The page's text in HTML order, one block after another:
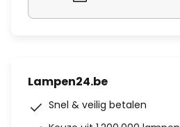
Lampen24.be
Snel & veilig betalen